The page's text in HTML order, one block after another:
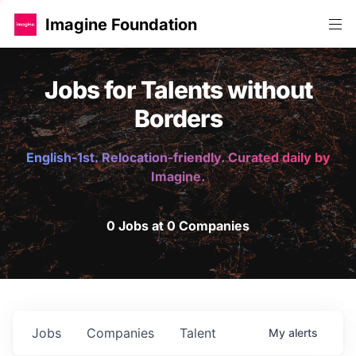
Imagine Foundation
Jobs for Talents without
Borders
English-1st. Relocation-friendly. Curated daily by
Imagine.
0 Jobs at 0 Companies
Jobs Companies Talent My alerts